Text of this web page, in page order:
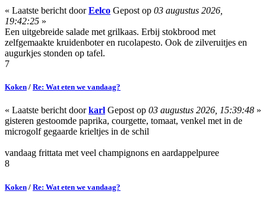
« Laatste bericht doorEelco Gepost op 03 augustus 2026,
19:42:25 »
Een uitgebreide salade met grilkaas. Erbij stokbrood met
zelfgemaakte kruidenboter en rucolapesto. Ook de zilveruitjes en
augurkjes stonden op tafel.
7
Koken / Re: Wat eten we vandaag?
« Laatste bericht doorkarl Gepost op 03 augustus 2026, 15:39:48 »
gisteren gestoomde paprika, courgette, tomaat, venkel met in de
microgolf gegaarde krieltjes in de schil
vandaag frittata met veel champignons en aardappelpuree
8
Koken / Re: Wat eten we vandaag?